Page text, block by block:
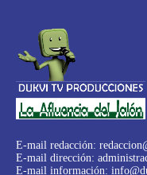
E-mail redacción:
E-mail dirección:
E-mail información: